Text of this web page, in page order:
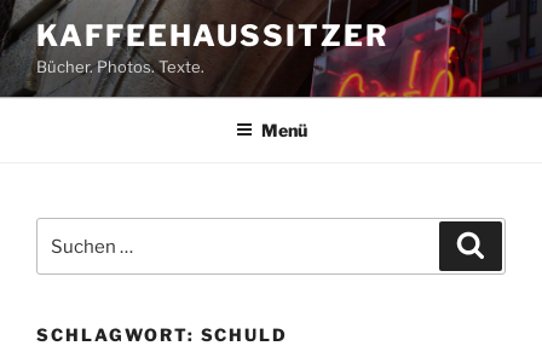
Zum
Inhalt
springen
KAFFEEHAUSSITZER
Bücher. Photos. Texte.
Menü
nach:
SCHLAGWORT: SCHULD